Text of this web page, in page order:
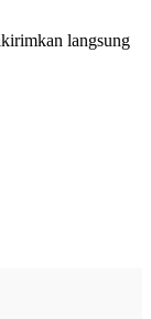
langsung